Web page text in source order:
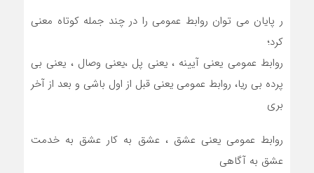
ر پایان می توان روابط عمومی را در چند جمله کوتاه معنی
کرد؛
روابط عمومی یعنی آیینه ، یعنی پل ،یعنی وصال ، یعنی بی
پرده بی ریا، روابط عمومی یعنی قبل از اول باشی و بعد از آخر
بری
روابط عمومی یعنی عشق ، عشق به کار عشق به خدمت
عشق به آگاهی